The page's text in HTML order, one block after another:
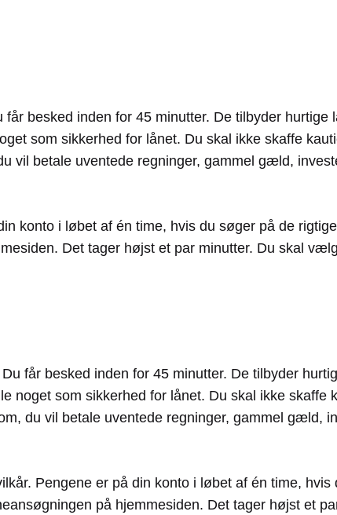
besked inden for 45 minutter. De tilbyder hurtige
som sikkerhed for lånet. Du skal ikke skaffe
vil betale uventede regninger, gammel gæld,
konto i løbet af én time, hvis du søger på de
Det tager højst et par minutter. Du skal
får besked inden for 45 minutter. De tilbyder
noget som sikkerhed for lånet. Du skal ikke skaffe
du vil betale uventede regninger, gammel gæld,
Pengene er på din konto i løbet af én time, hvis
på hjemmesiden. Det tager højst et